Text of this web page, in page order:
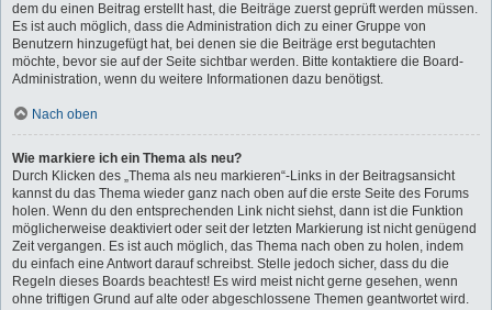
dem du einen Beitrag erstellt hast, die Beiträge zuerst geprüft werden müssen.
Es ist auch möglich, dass die Administration dich zu einer Gruppe von
Benutzern hinzugefügt hat, bei denen sie die Beiträge erst begutachten
möchte, bevor sie auf der Seite sichtbar werden. Bitte kontaktiere die Board-
Administration, wenn du weitere Informationen dazu benötigst.
Nach oben
Wie markiere ich ein Thema als neu?
Durch Klicken des „Thema als neu markieren“-Links in der Beitragsansicht
kannst du das Thema wieder ganz nach oben auf die erste Seite des Forums
holen. Wenn du den entsprechenden Link nicht siehst, dann ist die Funktion
möglicherweise deaktiviert oder seit der letzten Markierung ist nicht genügend
Zeit vergangen. Es ist auch möglich, das Thema nach oben zu holen, indem
du einfach eine Antwort darauf schreibst. Stelle jedoch sicher, dass du die
Regeln dieses Boards beachtest! Es wird meist nicht gerne gesehen, wenn
ohne triftigen Grund auf alte oder abgeschlossene Themen geantwortet wird.